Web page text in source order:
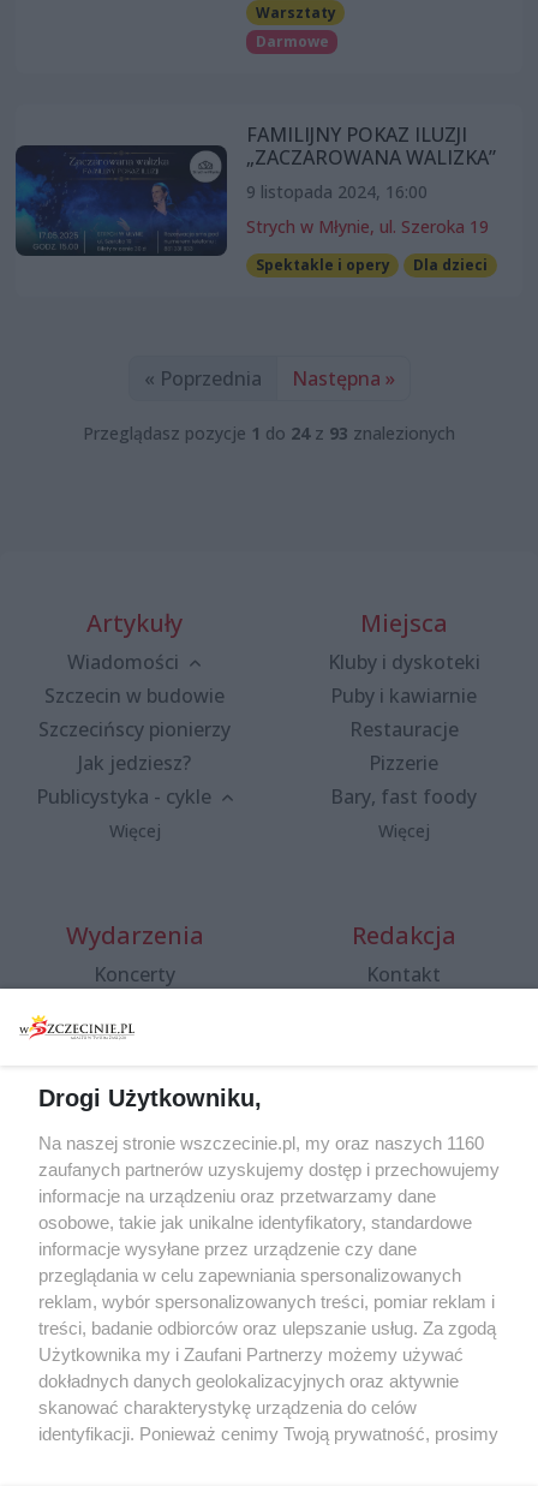
Warsztaty
Darmowe
FAMILIJNY POKAZ ILUZJI
„ZACZAROWANA WALIZKA”
9 listopada 2024, 16:00
Strych w Młynie, ul. Szeroka 19
Spektakle i opery Dla dzieci
« Poprzednia Następna »
Przeglądasz pozycje 1 do 24z 93 znalezionych
Artykuły
Wiadomości
Szczecin w budowie
Szczecińscy pionierzy
Jak jedziesz?
Publicystyka - cykle
Więcej
Miejsca
Kluby i dyskoteki
Puby i kawiarnie
Restauracje
Pizzerie
Bary, fast foody
Więcej
Wydarzenia
Koncerty
Spacery i oprowadzania
targi
Wernisaże
Więcej
Redakcja
Kontakt
Specjalny koncert z okazji
20. urodzin portalu
wSzczecinie.pl
Regulamin konkursów
śniadaniówka "Hej
Szczecin! Jest piątek!"
Partnerzy
Praca Szczecin
Drogi Użytkowniku,
Na naszej stronie wszczecinie.pl, my oraz naszych 1160
zaufanych partnerów uzyskujemy dostęp i przechowujemy
informacje na urządzeniu oraz przetwarzamy dane
osobowe, takie jak unikalne identyfikatory, standardowe
informacje wysyłane przez urządzenie czy dane
przeglądania w celu zapewniania spersonalizowanych
reklam, wybór spersonalizowanych treści, pomiar reklam i
treści, badanie odbiorców oraz ulepszanie usług. Za zgodą
Użytkownika my i Zaufani Partnerzy możemy używać
dokładnych danych geolokalizacyjnych oraz aktywnie
skanować charakterystykę urządzenia do celów
identyfikacji. Ponieważ cenimy Twoją prywatność, prosimy